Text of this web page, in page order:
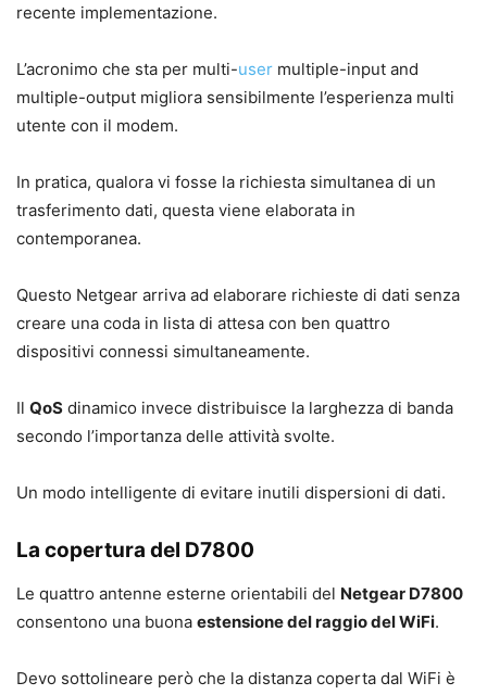
recente implementazione.
L’acronimo che sta per multi-user multiple-input and
multiple-output migliora sensibilmente l’esperienza multi
utente con il modem.
In pratica, qualora vi fosse la richiesta simultanea di un
trasferimento dati, questa viene elaborata in
contemporanea.
Questo Netgear arriva ad elaborare richieste di dati senza
creare una coda in lista di attesa con ben quattro
dispositivi connessi simultaneamente.
Il QoS dinamico invece distribuisce la larghezza di banda
secondo l’importanza delle attività svolte.
Un modo intelligente di evitare inutili dispersioni di dati.
La copertura del D7800
Le quattro antenne esterne orientabili del Netgear D7800
consentono una buona estensione del raggio del WiFi.
Devo sottolineare però che la distanza coperta dal WiFi è